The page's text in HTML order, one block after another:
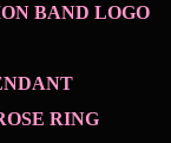
BAND LOGO
RING